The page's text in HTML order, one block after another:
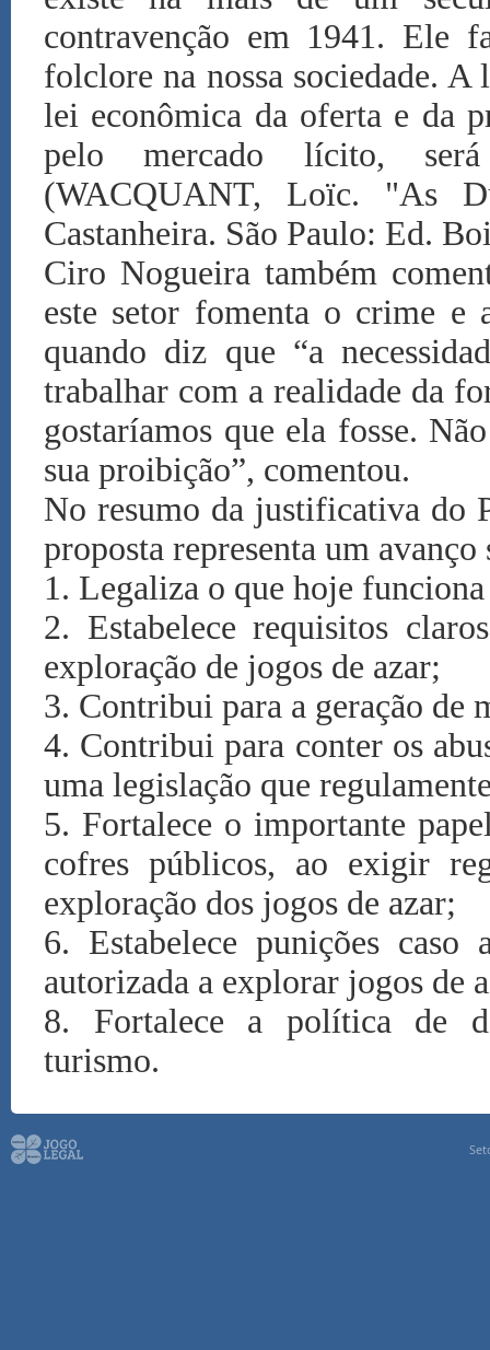
contravenção em 1941. Ele
folclore na nossa sociedade.
lei econômica da oferta e da
pelo mercado lícito,
(WACQUANT, Loïc. "As
Castanheira. São Paulo: Ed.
Ciro Nogueira também
este setor fomenta o crime e
quando diz que “a
trabalhar com a realidade da
gostaríamos que ela fosse.
sua proibição”, comentou.
No resumo da justificativa do
proposta representa um
1. Legaliza o que hoje
2. Estabelece requisitos
exploração de jogos de azar;
3. Contribui para a geração de
4. Contribui para conter os
uma legislação que
5. Fortalece o importante
cofres públicos, ao exigir
exploração dos jogos de azar;
6. Estabelece punições caso
autorizada a explorar jogos de
8. Fortalece a política de
turismo.